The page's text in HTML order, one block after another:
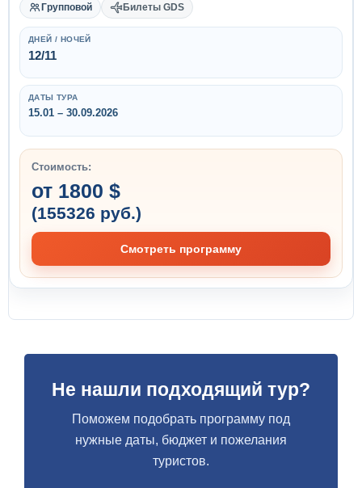
Групповой Билеты GDS
ДНЕЙ / НОЧЕЙ
12/11
ДАТЫ ТУРА
15.01 – 30.09.2026
Стоимость:
от 1800 $
(155326 руб.)
Смотреть программу
Не нашли подходящий тур?
Поможем подобрать программу под
нужные даты, бюджет и пожелания
туристов.